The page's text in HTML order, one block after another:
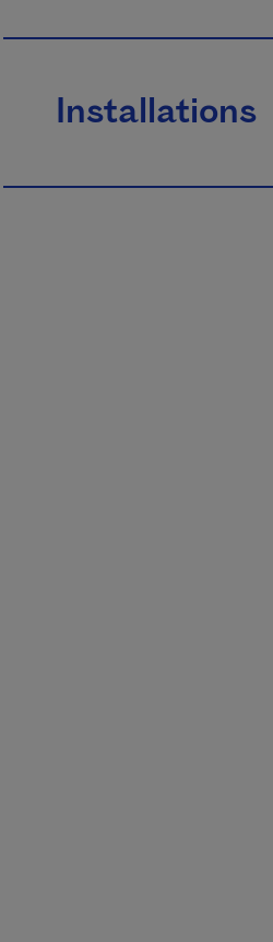
Installations